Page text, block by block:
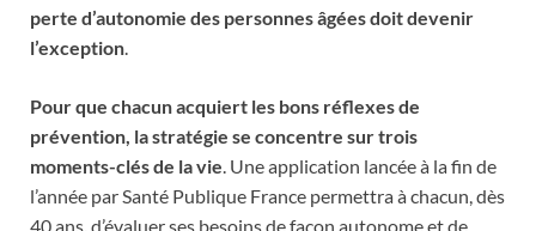
perte d’autonomie des personnes âgées doit devenir
l’exception.
Pour que chacun acquiert les bons réflexes de
prévention, la stratégie se concentre sur trois
moments-clés de la vie. Une application lancée à la fin de
l’année par Santé Publique France permettra à chacun, dès
40 ans, d’évaluer ses besoins de façon autonome et de